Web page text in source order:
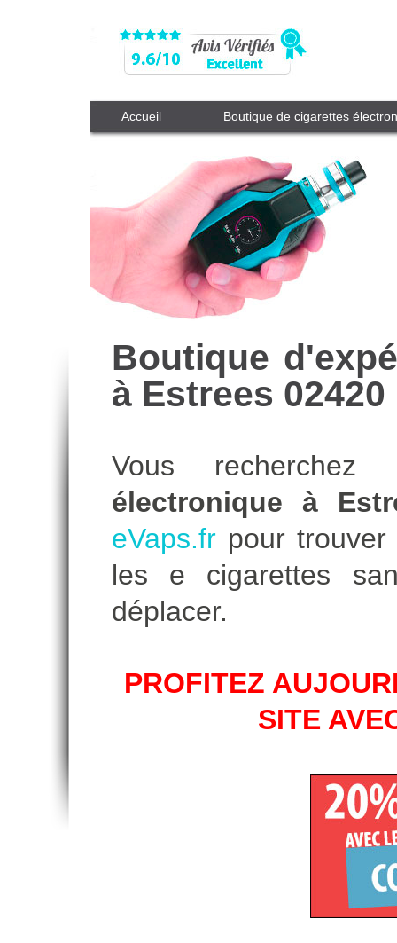
Accueil Boutique de cigarettes
Boutique
à Estrees 02420
Vous
électronique à
eVaps.frpour trouver
les e cigarettes
déplacer.
PROFITEZ
SITE